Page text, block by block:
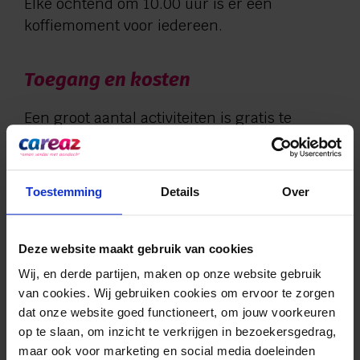
Toestemming Details Over
Deze website maakt gebruik van cookies
Wij, en derde partijen, maken op onze website gebruik
van cookies. Wij gebruiken cookies om ervoor te zorgen
dat onze website goed functioneert, om jouw voorkeuren
op te slaan, om inzicht te verkrijgen in bezoekersgedrag,
maar ook voor marketing en social media doeleinden
koffiemoment voor iedereen.
Toegang en kosten
Een groot aantal activiteiten is gratis te
bezoeken. Voor sommige vragen we een
kleine bijdrage van familieleden,
mantelzorgers en gasten. Deze bijdrage is
inclusief koffie en thee.
Poffertjes eten
€ 5,00
Zomerspel + ijs
€ 3,50
Stippen met Els
€ 15,00
Bingo met mooie prijzen
€ 5,00
Rock en rollator
€ 3,50